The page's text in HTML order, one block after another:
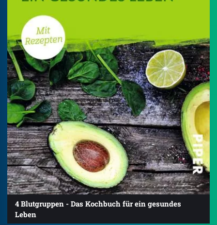
4 Blutgruppen - Das Kochbuch für ein gesundes
Leben